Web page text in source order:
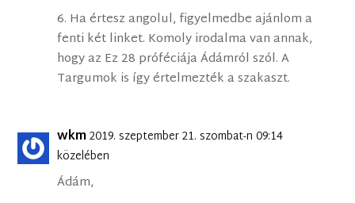
6. Ha értesz angolul, figyelmedbe ajánlom a
fenti két linket. Komoly irodalma van annak,
hogy az Ez 28 próféciája Ádámról szól. A
Targumok is így értelmezték a szakaszt.
wkm2019. szeptember 21. szombat-n 09:14
közelében
Ádám,